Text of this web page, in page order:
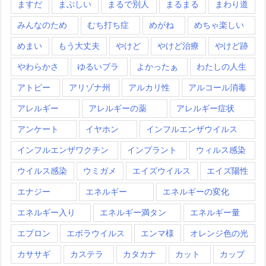
ますだ まぶしい まるで別人 まるまる まわり道
みんなのため むち打ち症 めがね めちゃ楽しい
めまい もう大丈夫 やけど やけど治療 やけど跡
やわらかさ ゆるいブラ よかったぁ わたしの人生
アトピー アリゾナ州 アルカリ性 アルコール消毒
アレルギー アレルギーの薬 アレルギー症状
アンケート イヤホン インフルエンザウイルス
インフルエンザワクチン インプラント ウィルス感染
ウイルス感染 ウミガメ エイズウイルス エイズ陽性
エナジー エネルギー エネルギーの変化
エネルギー入り エネルギー満タン エネルギー量
エプロン エボラウイルス エンマ様 オレンジ色の光
カササギ カステラ カタカナ カット カップ